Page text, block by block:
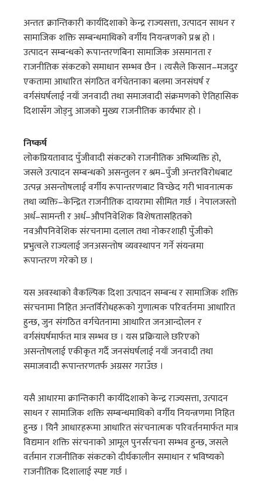
अन्ततः क्रान्तिकारी कार्यदिशाको केन्द्र राज्यसत्ता, उत्पादन साधन र
सामाजिक शक्ति सम्बन्धमाथिको वर्गीय नियन्त्रणको प्रश्न हो ।
उत्पादन सम्बन्धको रूपान्तरणबिना सामाजिक असमानता र
राजनीतिक संकटको समाधान सम्भव छैन । त्यसैले किसान–मजदुर
एकतामा आधारित संगठित वर्गचेतनाका बलमा जनसंघर्ष र
वर्गसंघर्षलाई नयाँ जनवादी तथा समाजवादी संक्रमणको ऐतिहासिक
दिशासँग जोड्नु आजको मुख्य राजनीतिक कार्यभार हो ।
निष्कर्ष
लोकप्रियतावाद पुँजीवादी संकटको राजनीतिक अभिव्यक्ति हो,
जसले उत्पादन सम्बन्धको असन्तुलन र श्रम–पुँजी अन्तरविरोधबाट
उत्पन्न असन्तोषलाई वर्गीय रूपान्तरणबाट विच्छेद गरी भावनात्मक
तथा व्यक्ति–केन्द्रित राजनीतिक दायरामा सीमित गर्छ । नेपालजस्तो
अर्ध–सामन्ती र अर्ध–औपनिवेशिक विशेषतासहितको
नवऔपनिवेशिक संरचनामा दलाल तथा नोकरशाही पुँजीको
प्रभुत्वले राज्यलाई जनअसन्तोष व्यवस्थापन गर्ने संयन्त्रमा
रूपान्तरण गरेको छ ।
यस अवस्थाको वैकल्पिक दिशा उत्पादन सम्बन्ध र सामाजिक शक्ति
संरचनामा निहित अन्तर्विरोधहरूको गुणात्मक परिवर्तनमा आधारित
हुन्छ, जुन संगठित वर्गचेतनामा आधारित जनआन्दोलन र
वर्गसंघर्षमार्फत मात्र सम्भव छ । यस प्रक्रियाले छरिएको
असन्तोषलाई एकीकृत गर्दै जनसंघर्षलाई नयाँ जनवादी तथा
समाजवादी रूपान्तरणतर्फ अग्रसर गराउँछ ।
यसै आधारमा क्रान्तिकारी कार्यदिशाको केन्द्र राज्यसत्ता, उत्पादन
साधन र सामाजिक शक्ति सम्बन्धमाथिको वर्गीय नियन्त्रणमा निहित
हुन्छ । यिनै आधारहरूमा आधारित संरचनात्मक परिवर्तनमार्फत मात्र
विद्यमान शक्ति संरचनाको आमूल पुनर्संरचना सम्भव हुन्छ, जसले
वर्तमान राजनीतिक संकटको दीर्घकालीन समाधान र भविष्यको
राजनीतिक दिशालाई स्पष्ट गर्छ ।